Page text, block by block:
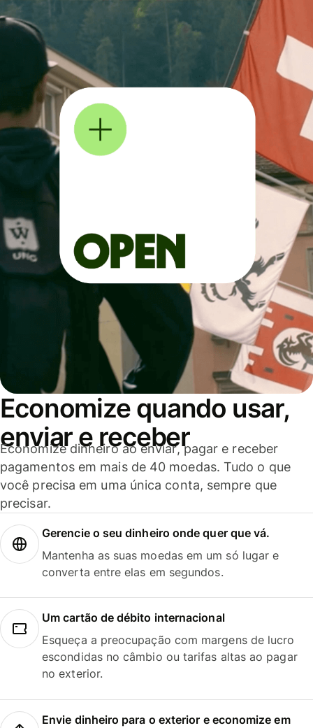
Economize quando usar,
enviar e receber
Economize dinheiro ao enviar, pagar e receber
pagamentos em mais de 40 moedas. Tudo o que
você precisa em uma única conta, sempre que
precisar.
Gerencie o seu dinheiro onde quer que vá.
Mantenha as suas moedas em um só lugar e
converta entre elas em segundos.
Um cartão de débito internacional
Esqueça a preocupação com margens de lucro
escondidas no câmbio ou tarifas altas ao pagar
no exterior.
Envie dinheiro para o exterior e economize em